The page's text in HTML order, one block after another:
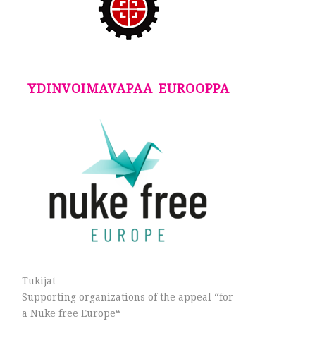
YDINVOIMAVAPAA EUROOPPA
Tukijat
Supporting organizations of the appeal “for
a Nuke free Europe“